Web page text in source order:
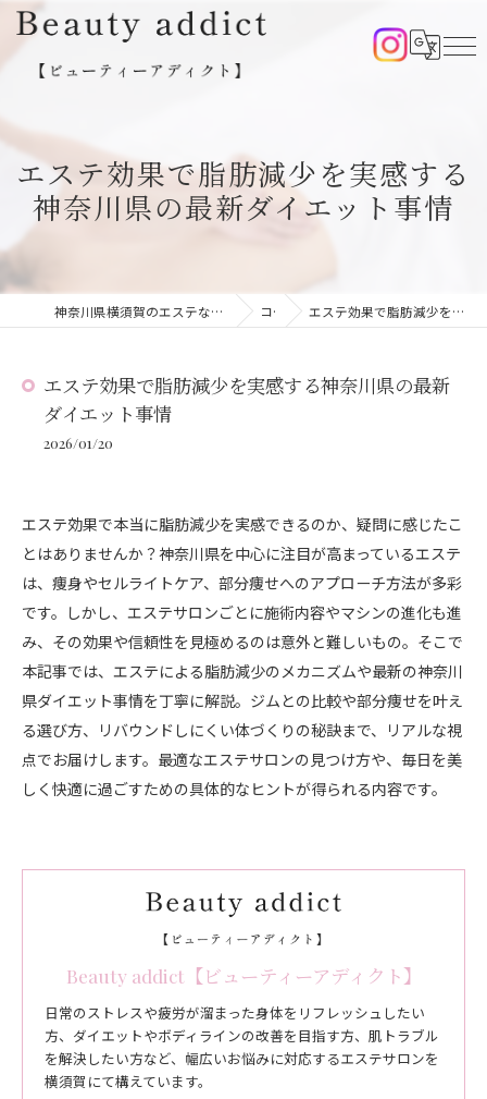
エステ効果で脂肪減少を実感する
神奈川県の最新ダイエット事情
神奈川県横須賀のエステならBeauty addict【ビューティーアディクト】 コラム エステ効果で脂肪減少を実感する神奈川県の最新ダイエット事情
エステ効果で脂肪減少を実感する神奈川県の最新
ダイエット事情
2026/01/20
エステ効果で本当に脂肪減少を実感できるのか、疑問に感じたこ
とはありませんか？神奈川県を中心に注目が高まっているエステ
は、痩身やセルライトケア、部分痩せへのアプローチ方法が多彩
です。しかし、エステサロンごとに施術内容やマシンの進化も進
み、その効果や信頼性を見極めるのは意外と難しいもの。そこで
本記事では、エステによる脂肪減少のメカニズムや最新の神奈川
県ダイエット事情を丁寧に解説。ジムとの比較や部分痩せを叶え
る選び方、リバウンドしにくい体づくりの秘訣まで、リアルな視
点でお届けします。最適なエステサロンの見つけ方や、毎日を美
しく快適に過ごすための具体的なヒントが得られる内容です。
Beauty addict【ビューティーアディクト】
日常のストレスや疲労が溜まった身体をリフレッシュしたい
方、ダイエットやボディラインの改善を目指す方、肌トラブル
を解決したい方など、幅広いお悩みに対応するエステサロンを
横須賀にて構えています。